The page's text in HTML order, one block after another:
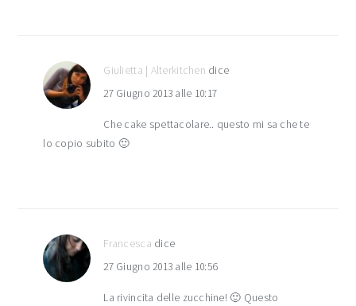
Giulietta | Alterkitchen dice
27 Giugno 2013 alle 10:17
Che cake spettacolare.. questo mi sa che te
lo copio subito 🙂
Francesca dice
27 Giugno 2013 alle 10:56
La rivincita delle zucchine! 🙂 Questo